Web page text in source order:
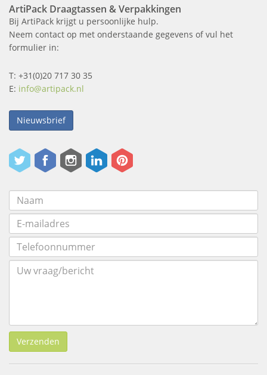
ArtiPack Draagtassen & Verpakkingen
Bij ArtiPack krijgt u persoonlijke hulp.
Neem contact op met onderstaande gegevens of vul het
formulier in:
T: +31(0)20 717 30 35
E: info@artipack.nl
Nieuwsbrief
Verzenden